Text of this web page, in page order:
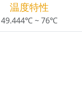
温度特性
49.444℃ ~ 76℃